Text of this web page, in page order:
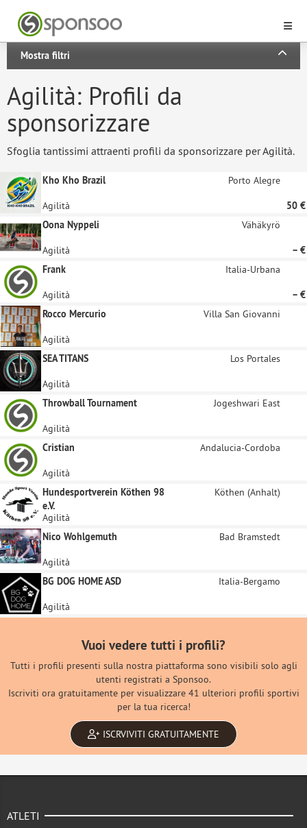
Mostra filtri
Agilità: Profili da
sponsorizzare
Sfoglia tantissimi attraenti profili da sponsorizzare per Agilità.
Kho Kho Brazil Porto Alegre
Agilità
50 €
Oona Nyppeli
Vähäkyrö
Agilità
– €
Frank
Italia-Urbana
Agilità
– €
Rocco Mercurio
Villa San Giovanni
Agilità
SEA TITANS
Los Portales
Agilità
Throwball Tournament
Jogeshwari East
Agilità
Cristian
Andalucia-Cordoba
Agilità
Hundesportverein Köthen 98
e.V.
Köthen (Anhalt)
Agilità
Nico Wohlgemuth
Bad Bramstedt
Agilità
BG DOG HOME ASD
Italia-Bergamo
Agilità
Vuoi vedere tutti i profili?
Tutti i profili presenti sulla nostra piattaforma sono visibili solo agli
utenti registrati a Sponsoo.
Iscriviti ora gratuitamente per visualizzare 41 ulteriori profili sportivi
per la tua ricerca!
ISCRVIVITI GRATUITAMENTE
ATLETI